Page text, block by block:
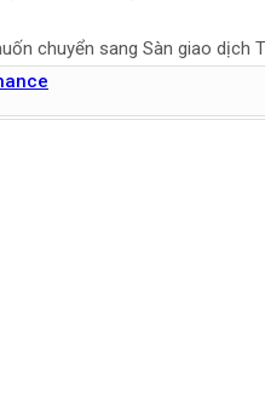
chuyển sang Sàn giao